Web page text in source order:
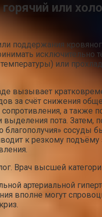
или
поддержания
исключительно
или
вызывает
за счёт снижения
сопротивления, а также
пота. Затем,
благополучия» сосуды
к резкому подъёму
Врач высшей
артериальной
вполне могут